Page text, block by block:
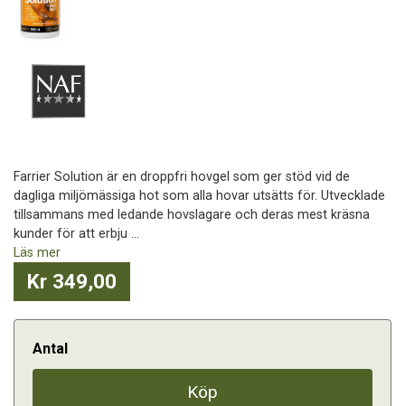
Farrier Solution är en droppfri hovgel som ger stöd vid de
dagliga miljömässiga hot som alla hovar utsätts för. Utvecklade
tillsammans med ledande hovslagare och deras mest kräsna
kunder för att erbju ...
Läs mer
Kr 349,00
Antal
Köp